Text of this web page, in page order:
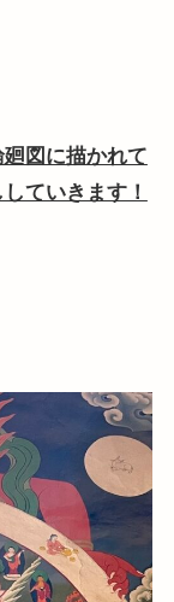
図に描かれて
ていきます！